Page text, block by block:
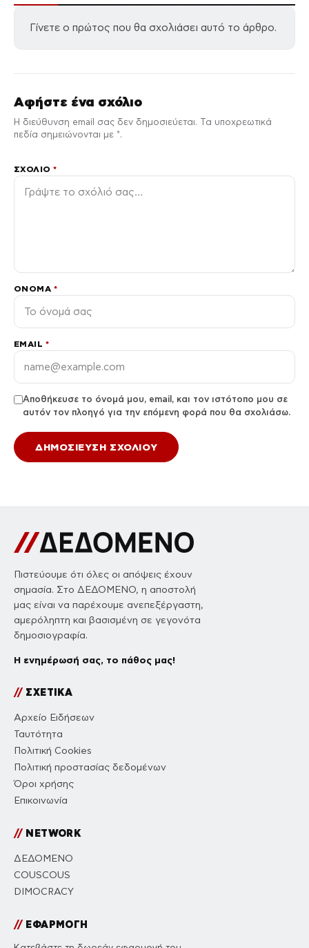
Γίνετε ο πρώτος που θα σχολιάσει αυτό το άρθρο.
Αφήστε ένα σχόλιο
Η διεύθυνση email σας δεν δημοσιεύεται. Τα υποχρεωτικά
πεδία σημειώνονται με *.
ΣΧΌΛΙΟ*
ΌΝΟΜΑ *
EMAIL *
Αποθήκευσε το όνομά μου, email, και τον ιστότοπο μου σε
αυτόν τον πλοηγό για την επόμενη φορά που θα σχολιάσω.
Πιστεύουμε ότι όλες οι απόψεις έχουν
σημασία. Στο ΔΕΔΟΜΕΝΟ, η αποστολή
μας είναι να παρέχουμε ανεπεξέργαστη,
αμερόληπτη και βασισμένη σε γεγονότα
δημοσιογραφία.
Η ενημέρωσή σας, το πάθος μας!
//ΣΧΕΤΙΚΑ
Αρχείο Ειδήσεων
Ταυτότητα
Πολιτική Cookies
Πολιτική προστασίας δεδομένων
Όροι χρήσης
Επικοινωνία
//NETWORK
ΔΕΔΟΜΕΝΟ
COUSCOUS
DIMOCRACY
//ΕΦΑΡΜΟΓΗ